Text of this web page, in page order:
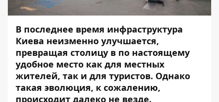
В последнее время инфраструктура
Киева неизменно улучшается,
превращая столицу в по настоящему
удобное место как для местных
жителей, так и для туристов. Однако
такая эволюция, к сожалению,
происходит далеко не везде.